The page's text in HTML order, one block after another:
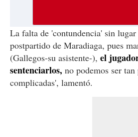
La falta de 'contundencia' sin
postpartido de Maradiaga, pues
(Gallegos-su asistente-), el
sentenciarlos, no podemos ser
complicadas', lamentó.